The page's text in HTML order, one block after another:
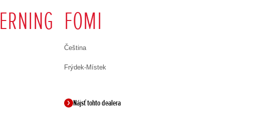
FOMI
Čeština
Frýdek-Místek
Nájsť tohto dealera